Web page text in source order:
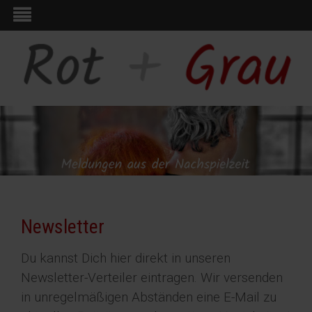
Newsletter
Du kannst Dich hier direkt in unseren
Newsletter-Verteiler eintragen. Wir versenden
in unregelmäßigen Abständen eine E-Mail zu